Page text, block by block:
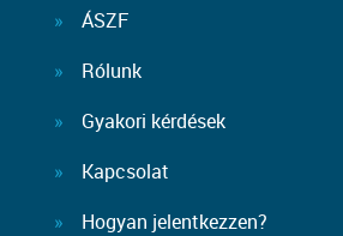
ÁSZF
Rólunk
Gyakori kérdések
Kapcsolat
Hogyan jelentkezzen?